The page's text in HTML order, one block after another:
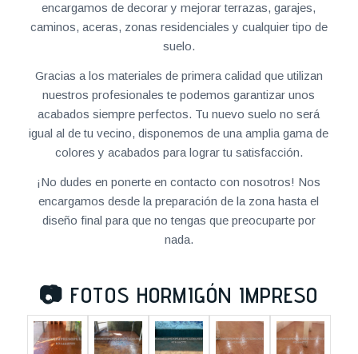
encargamos de decorar y mejorar terrazas, garajes,
caminos, aceras, zonas residenciales y cualquier tipo de
suelo.
Gracias a los materiales de primera calidad que utilizan
nuestros profesionales te podemos garantizar unos
acabados siempre perfectos. Tu nuevo suelo no será
igual al de tu vecino, disponemos de una amplia gama de
colores y acabados para lograr tu satisfacción.
¡No dudes en ponerte en contacto con nosotros! Nos
encargamos desde la preparación de la zona hasta el
diseño final para que no tengas que preocuparte por
nada.
📷 FOTOS HORMIGÓN IMPRESO